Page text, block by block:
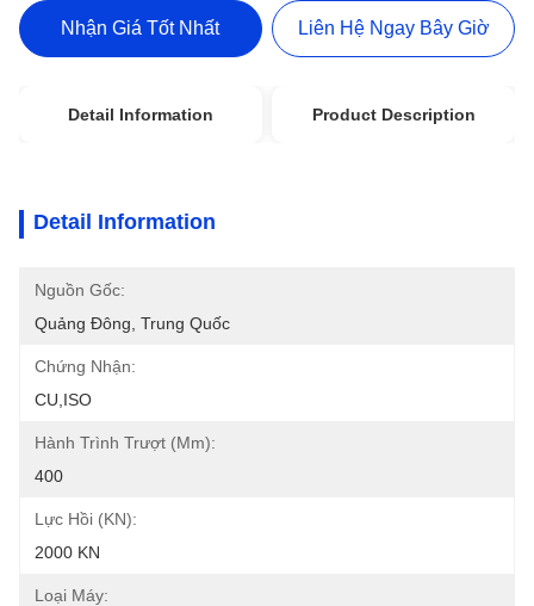
Nhận Giá Tốt Nhất Liên Hệ Ngay Bây Giờ
Detail Information Product Description
Detail Information
Nguồn Gốc:
Quảng Đông, Trung Quốc
Chứng Nhận:
CU,ISO
Hành Trình Trượt (mm):
400
Lực Hồi (kN):
2000 KN
Loại Máy: